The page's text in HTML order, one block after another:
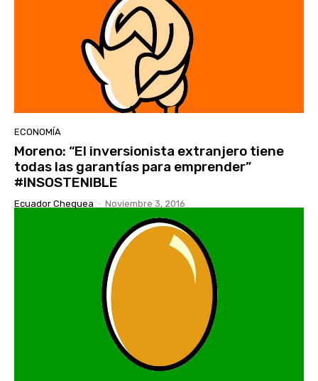
ECONOMÍA
Moreno: “El inversionista extranjero tiene
todas las garantías para emprender”
#INSOSTENIBLE
Ecuador Chequea - Noviembre 3, 2016